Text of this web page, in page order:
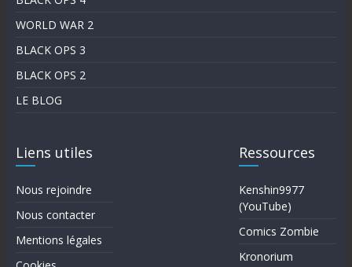
WORLD WAR 2
BLACK OPS 3
BLACK OPS 2
LE BLOG
Liens utiles
Nous rejoindre
Nous contacter
Mentions légales
Ressources
Kenshin9977
(YouTube)
Comics Zombie
Kronorium